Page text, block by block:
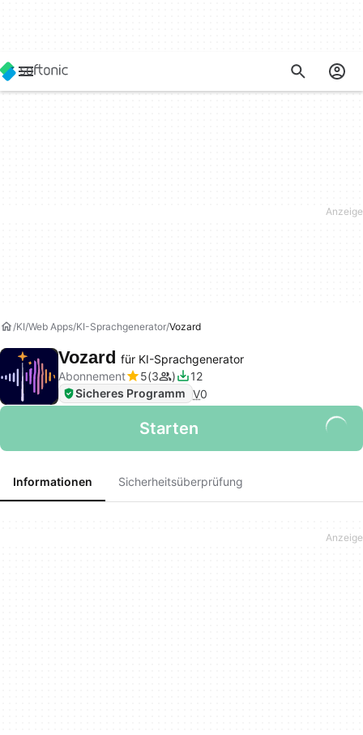
KI Web Apps KI-Sprachgenerator Vozard
Vozard für KI-Sprachgenerator
Abonnement
5 3
12
Sicheres Programm V0
Starten
Informationen Sicherheitsüberprüfung